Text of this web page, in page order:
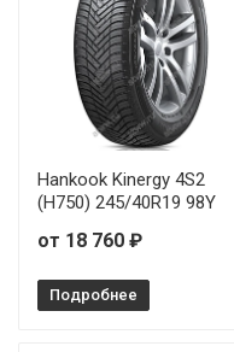
Hankook Kinergy 4S2
(H750) 245/40R19 98Y
от 18 760 ₽
Подробнее